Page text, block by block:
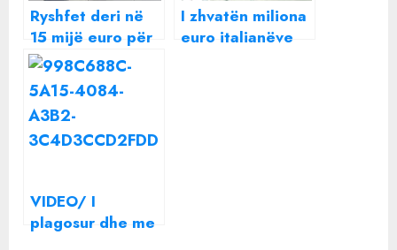
Ryshfet deri në
15 mijë euro për
banesat sociale
në Durrës, SPAK
çon për gjykim 8
persona;
zbardhen emrat
I zhvatën miliona
euro italianëve
VIDEO/ I
plagosur dhe me